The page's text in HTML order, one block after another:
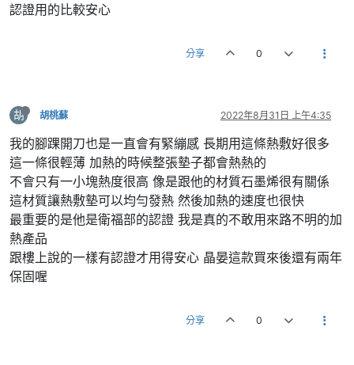
認證用的比較安心
分享 0
胡 胡桃蘇 2022年8月31日 上午4:35
我的腳踝開刀也是一直會有緊繃感 長期用這條熱敷好很多
這一條很輕薄 加熱的時候整張墊子都會熱熱的
不會只有一小塊熱度很高 像是跟他的材質石墨烯很有關係
這材質讓熱敷墊可以均勻發熱 然後加熱的速度也很快
最重要的是他是衛福部的認證 我是真的不敢用來路不明的加
熱產品
跟樓上說的一樣有認證才用得安心 晶晏這款買來後還有兩年
保固喔
分享 0